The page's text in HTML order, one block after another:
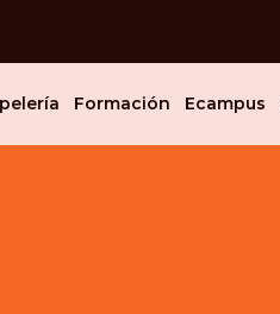
Formación Ecampus